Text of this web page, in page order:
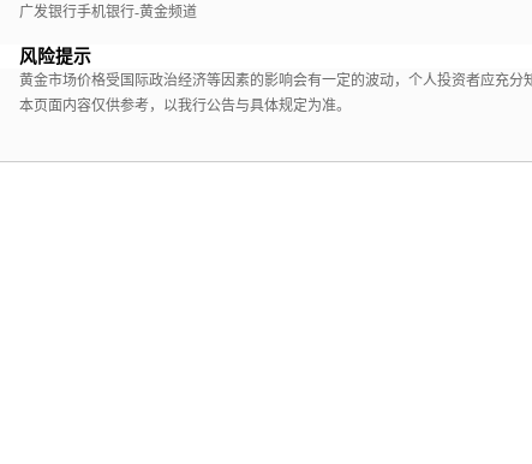
广发银行手机银行-黄金频道
风险提示
黄金市场价格受国际政治经济等因素的影响会有一定的波动，个人投资者应充分
本页面内容仅供参考，以我行公告与具体规定为准。